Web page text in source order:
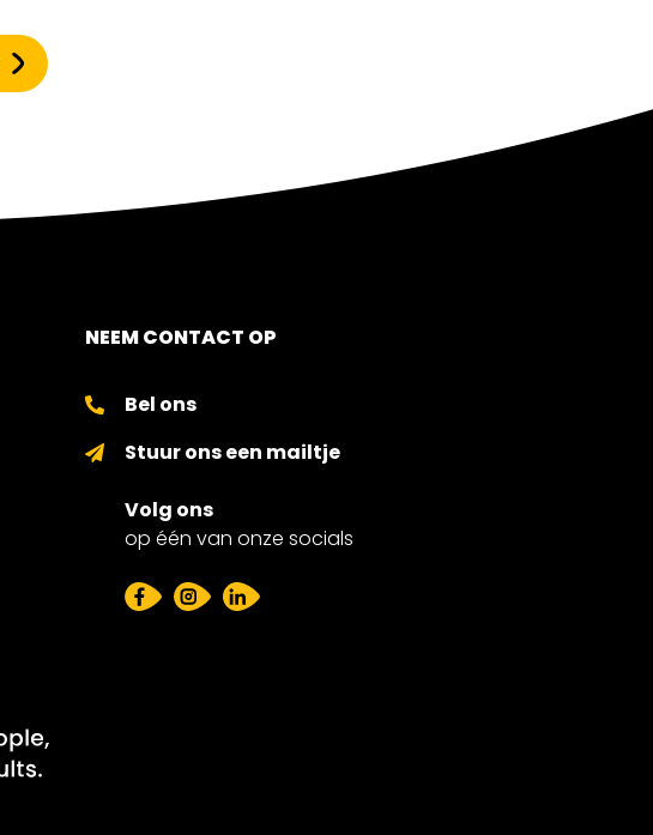
NEEM CONTACT OP
Bel ons
Stuur ons een mailtje
Volg ons
op één van onze socials